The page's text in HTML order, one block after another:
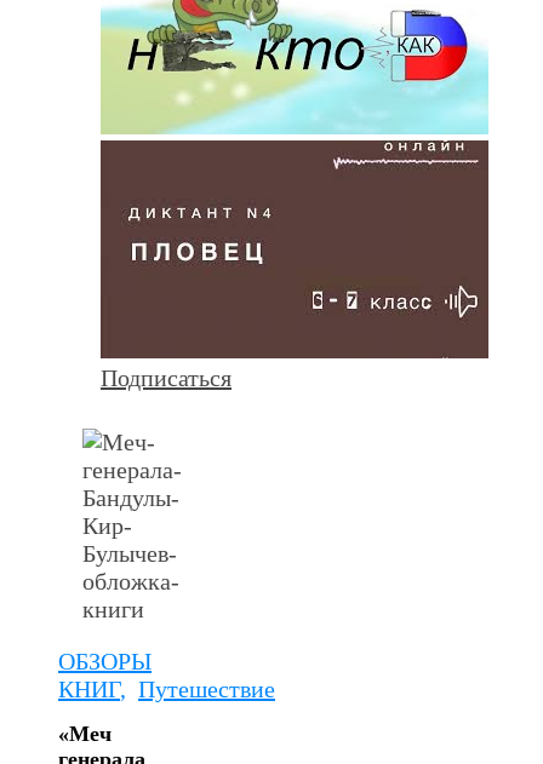
Подписаться
ОБЗОРЫ
КНИГ, Путешествие
«Меч
генерала